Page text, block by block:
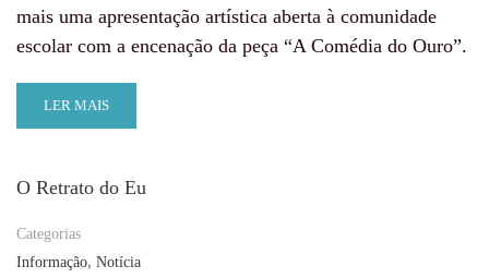
mais uma apresentação artística aberta à comunidade
escolar com a encenação da peça “A Comédia do Ouro”.
LER MAIS
O Retrato do Eu
Categorias
Informação, Notícia